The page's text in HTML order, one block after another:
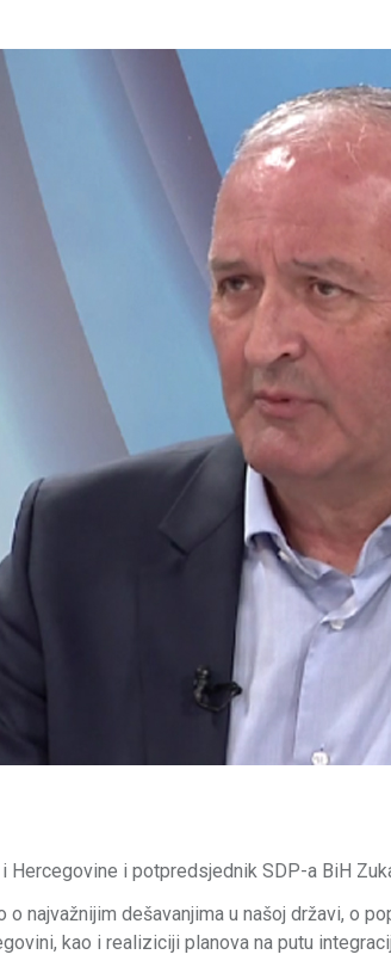
Hercegovine i potpredsjednik SDP-a BiH
o najvažnijim dešavanjima u našoj državi, o
kao i realiziciji planova na putu